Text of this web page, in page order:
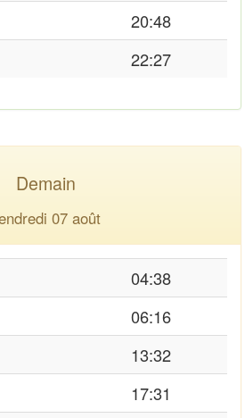
20:48
22:27
Demain
07 août
04:38
06:16
13:32
17:31